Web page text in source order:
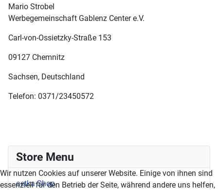
Store Menu
aetka Shop
Mario Strobel
Werbegemeinschaft Gablenz Center e.V.
Carl-von-Ossietzky-Straße 153
09127 Chemnitz
Sachsen, Deutschland
Telefon: 0371/23450572
Wir nutzen Cookies auf unserer Website. Einige von ihnen sind
essenziell für den Betrieb der Seite, während andere uns helfen,